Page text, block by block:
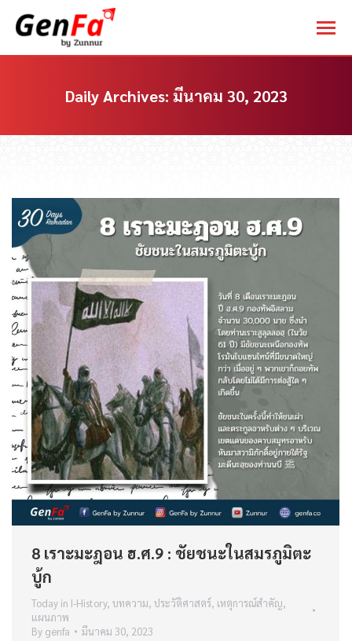
Daily Archives: มีนาคม 30, 2023
8 เราะมะฎอน ฮ.ศ.9 : ชัยชนะในสมรภูมิตะ
บู้ก
Today in I-History, บทความ, ประวัติศาสตร์, เหตุการณ์สำคัญ,
แผนภาพ
By genfa มีนาคม 30, 2023